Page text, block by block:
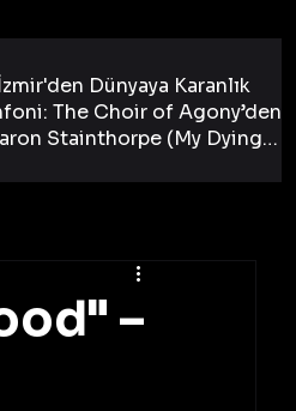
–
Dünyaya Karanlık
The Choir of Agony’den
Stainthorpe (My Dying